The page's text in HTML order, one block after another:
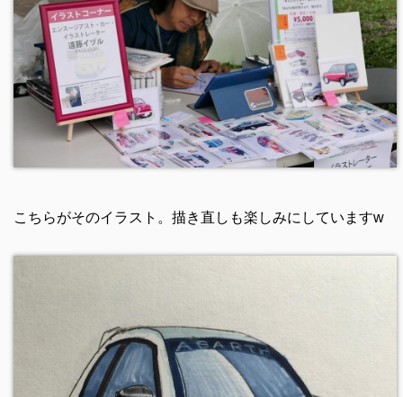
こちらがそのイラスト。描き直しも楽しみにしていますw